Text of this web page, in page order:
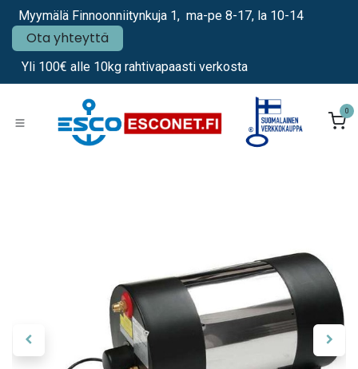
Siirry sisältöön
Myymälä Finnoonniitynkuja 1, ma-pe 8-17, la 10-14
Ota yhteyttä
Yli 100€ alle 10kg rahtivapaasti verkosta
0